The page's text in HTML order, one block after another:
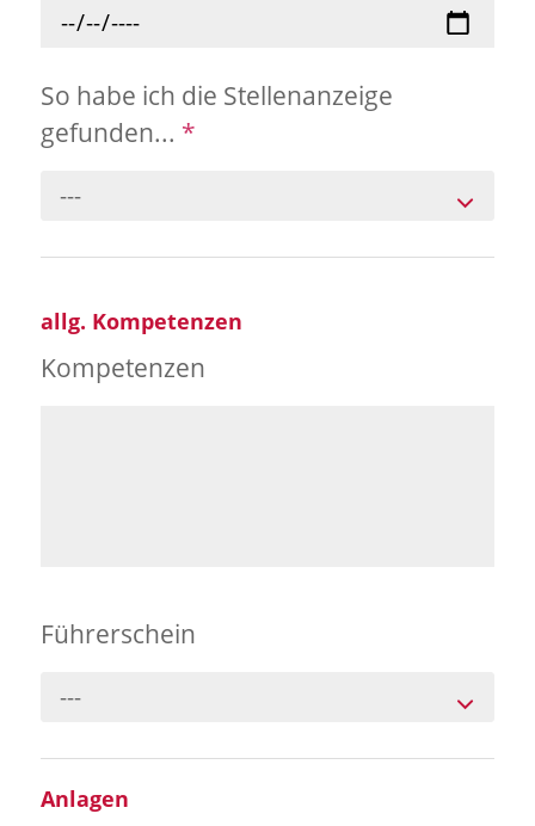
So habe ich die Stellenanzeige
gefunden... *
---
allg. Kompetenzen
Kompetenzen
Führerschein
---
Anlagen